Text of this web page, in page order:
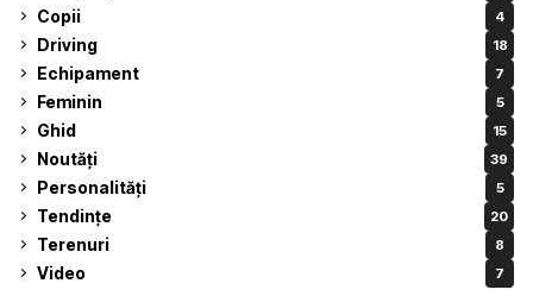
Copii 4
Driving 18
Echipament 7
Feminin 5
Ghid 15
Noutăți 39
Personalități 5
Tendințe 20
Terenuri 8
Video 7